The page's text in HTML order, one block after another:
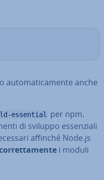
au­to­ma­ti­ca­men­te anche
essential per npm.
di sviluppo es­sen­zia­li
affinché Node.js
i moduli